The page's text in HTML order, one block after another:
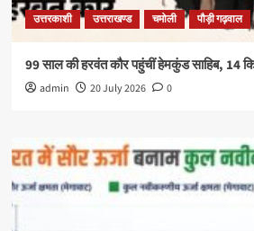
उत्तरकाशी उत्तराखण्ड चमोली पौड़ी गढ़वाल
99 साल की हरवंत कौर पहुंचीं हेमकुंड साहिब, 14
admin 20 July 2026 0